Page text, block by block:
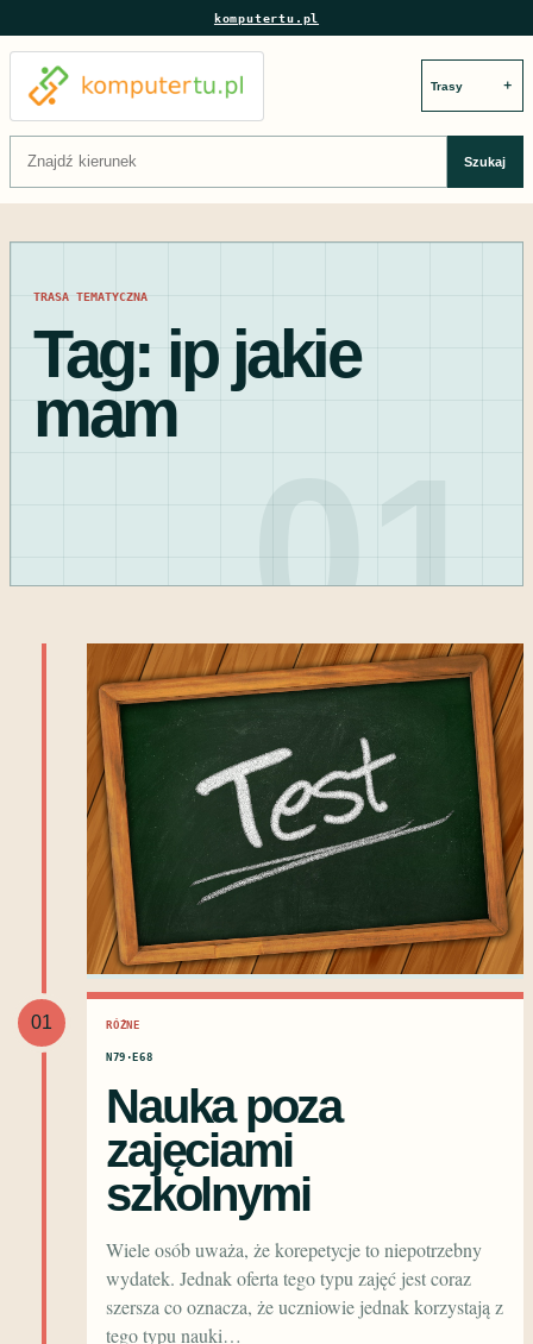
komputertu.pl
＋
Szukaj:
Szukaj
TRASA TEMATYCZNA
01
Tag: ip jakie
mam
01 RÓŻNE
N79·E68
Nauka poza
zajęciami
szkolnymi
Wiele osób uważa, że korepetycje to niepotrzebny
wydatek. Jednak oferta tego typu zajęć jest coraz
szersza co oznacza, że uczniowie jednak korzystają z
tego typu nauki…